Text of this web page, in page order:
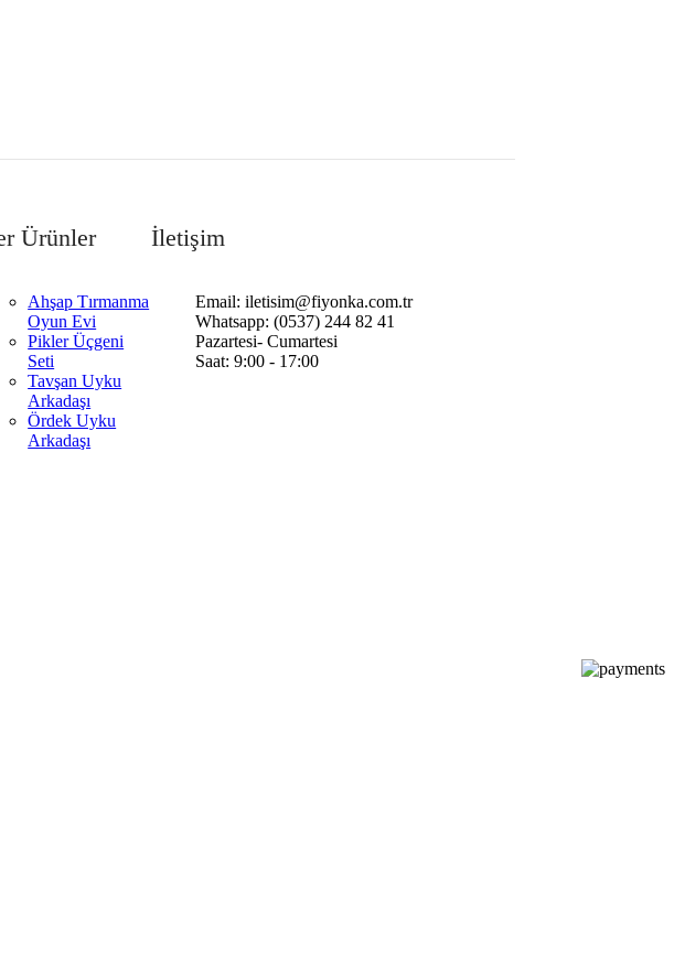
Ürünler
Ahşap Tırmanma
Oyun Evi
Pikler Üçgeni
Seti
Tavşan Uyku
Arkadaşı
Ördek Uyku
Arkadaşı
İletişim
Email: iletisim@fiyonka.com.tr
Whatsapp: (0537) 244 82 41
Pazartesi- Cumartesi
Saat: 9:00 - 17:00